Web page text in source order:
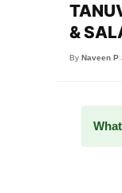
&
By Naveen P|